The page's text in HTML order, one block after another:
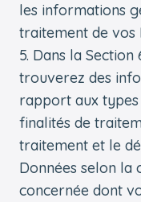
les informations
traitement de vos
5. Dans la
trouverez des
rapport aux types
finalités de
traitement et le
Données selon la
concernée dont